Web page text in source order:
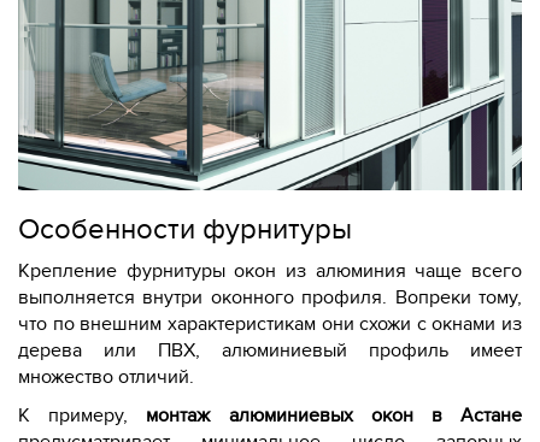
Особенности фурнитуры
Крепление фурнитуры окон из алюминия чаще всего
выполняется внутри оконного профиля. Вопреки тому,
что по внешним характеристикам они схожи с окнами из
дерева или ПВХ, алюминиевый профиль имеет
множество отличий.
К примеру, монтаж алюминиевых окон в Астане